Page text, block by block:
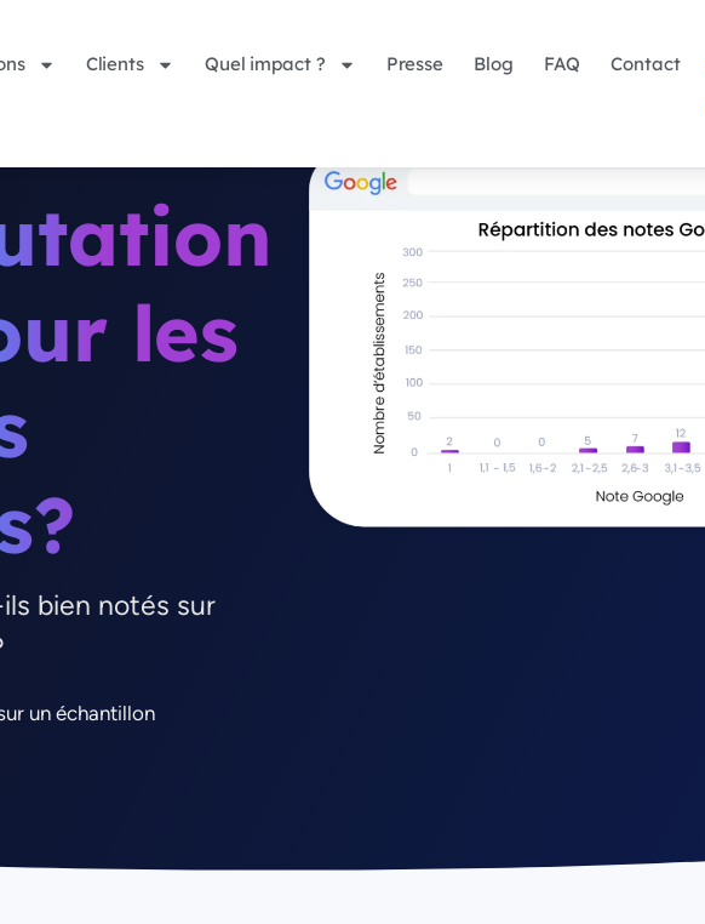
Clients Quel impact ? Presse Blog FAQ
Contact
les
bien notés sur
un échantillon